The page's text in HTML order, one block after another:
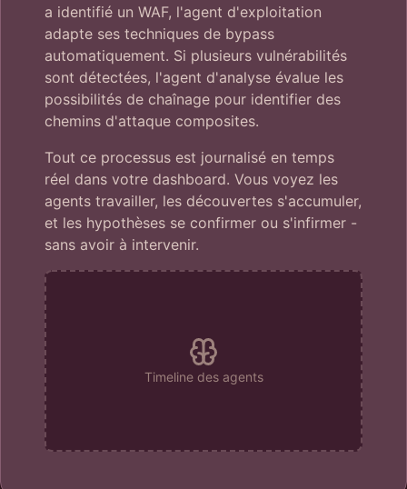
a identifié un WAF, l'agent d'exploitation
adapte ses techniques de bypass
automatiquement. Si plusieurs vulnérabilités
sont détectées, l'agent d'analyse évalue les
possibilités de chaînage pour identifier des
chemins d'attaque composites.
Tout ce processus est journalisé en temps
réel dans votre dashboard. Vous voyez les
agents travailler, les découvertes s'accumuler,
et les hypothèses se confirmer ou s'infirmer -
sans avoir à intervenir.
Timeline des agents